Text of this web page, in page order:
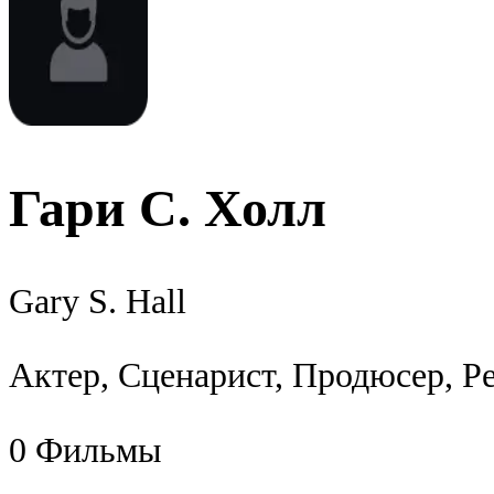
Гари С. Холл
Gary S. Hall
Актер, Сценарист, Продюсер,
0 Фильмы